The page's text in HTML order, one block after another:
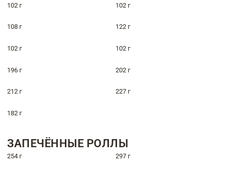
102 г 102 г
108 г 122 г
102 г 102 г
196 г 202 г
212 г 227 г
182 г
ЗАПЕЧЁННЫЕ РОЛЛЫ
254 г 297 г